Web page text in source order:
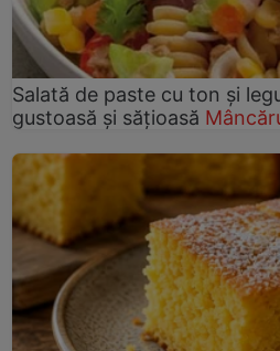
Salată de paste cu ton și
gustoasă și sățioasă